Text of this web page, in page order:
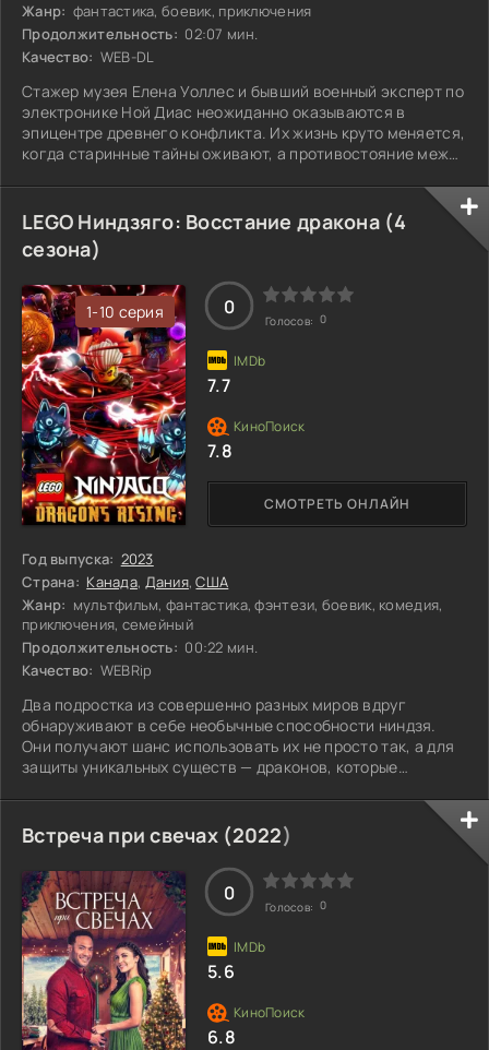
Жанр: фантастика, боевик, приключения
Продолжительность: 02:07 мин.
Качество: WEB-DL
Стажер музея Елена Уоллес и бывший военный эксперт по
электронике Ной Диас неожиданно оказываются в
эпицентре древнего конфликта. Их жизнь круто меняется,
когда старинные тайны оживают, а противостояние между
Пара сталкивается с загадками, которые требуют не
только знаний о технологиях, но и смекалки, чтобы
разобраться в интригах, окружающих эти
могущественные существа. Каждый шаг приближает их к
открытию, способному изменить все
LEGO Ниндзяго: Восстание дракона (4
сезона)
1-10 серия
Год выпуска: 2023
Страна: Канада, Дания,США
Жанр: мультфильм, фантастика, фэнтези, боевик, комедия,
приключения, семейный
Продолжительность: 00:22 мин.
Качество: WEBRip
Два подростка из совершенно разных миров вдруг
обнаруживают в себе необычные способности ниндзя.
Они получают шанс использовать их не просто так, а для
защиты уникальных существ — драконов, которые
становятся целью злодеев, и ребята понимают, что их
навыки могут сыграть решающую роль. Вместе они
противостоят темным силам и раскрывают тайны,
которые могут изменить всё. Но смогут ли они полностью
раскрыть свой потенциал и защитить драконов от
СМОТРЕТЬ ОНЛАЙН
0
Голосов: 0
7.7
7.8
Встреча при свечах (2022)
0
Голосов: 0
5.6
6.8